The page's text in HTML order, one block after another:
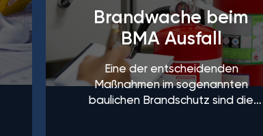
Brandwache beim
BMA Ausfall
Eine der entscheidenden
Maßnahmen im sogenannten
baulichen Brandschutz sind die